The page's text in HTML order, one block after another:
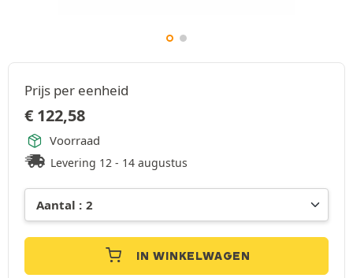
Prijs per eenheid
€ 122,58
Voorraad
Levering 12 - 14 augustus
IN WINKELWAGEN